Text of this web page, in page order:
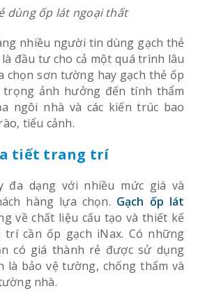
dùng ốp lát ngoại thất
nhiều người tin dùng gạch thẻ
đầu tư cho cả một quá trình lâu
chọn sơn tường hay gạch thẻ ốp
ảnh hưởng đến tính thẩm
ngôi nhà và các kiến trúc bao
tiểu cảnh.
tiết trang trí
đa dạng với nhiều mức giá và
hàng lựa chọn. Gạch ốp lát
về chất liệu cấu tạo và thiết kế
cần ốp gạch iNax. Có những
có giá thành rẻ được sử dụng
là bảo vệ tường, chống thấm và
nhà.